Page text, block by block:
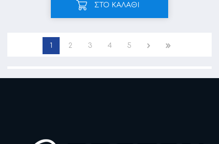
ΣΤΟ ΚΑΛΑΘΙ
1 2 3 4 5